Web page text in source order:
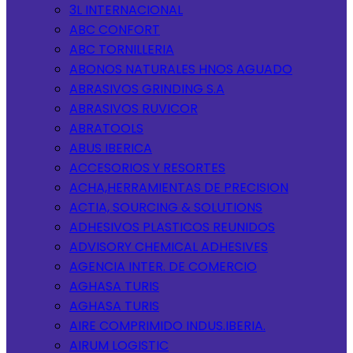
3L INTERNACIONAL
ABC CONFORT
ABC TORNILLERIA
ABONOS NATURALES HNOS AGUADO
ABRASIVOS GRINDING S.A
ABRASIVOS RUVICOR
ABRATOOLS
ABUS IBERICA
ACCESORIOS Y RESORTES
ACHA,HERRAMIENTAS DE PRECISION
ACTIA, SOURCING & SOLUTIONS
ADHESIVOS PLASTICOS REUNIDOS
ADVISORY CHEMICAL ADHESIVES
AGENCIA INTER. DE COMERCIO
AGHASA TURIS
AGHASA TURIS
AIRE COMPRIMIDO INDUS.IBERIA.
AIRUM LOGISTIC